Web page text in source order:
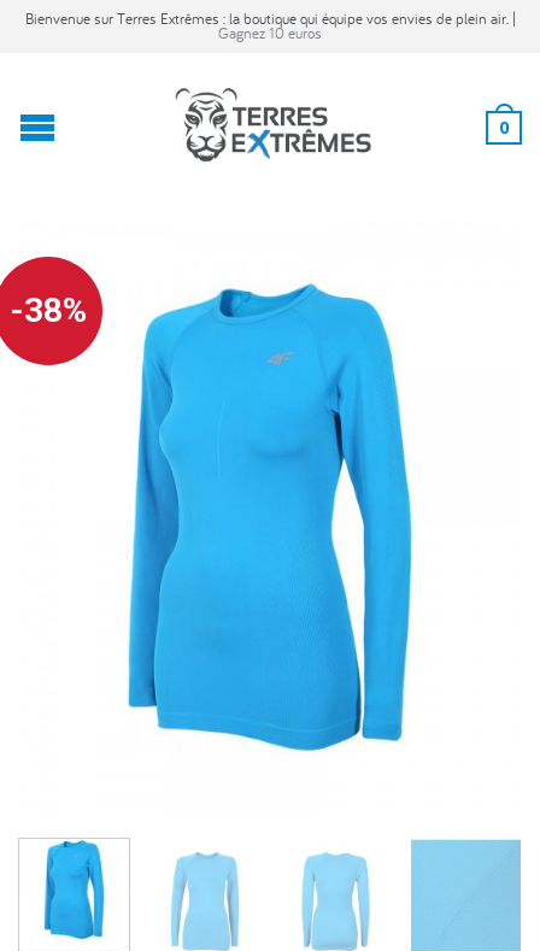
Bienvenue sur Terres Extrêmes : la boutique qui équipe vos envies de plein air. |
Gagnez 10 euros
0
-38%